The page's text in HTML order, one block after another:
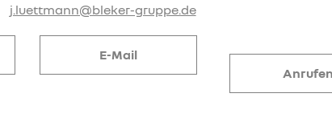
j.luettmann@bleker-gruppe.de
E-Mail
Anrufen